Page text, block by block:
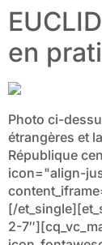
en
Photo ci-
étrangères et
République
icon="align-
[/
2-